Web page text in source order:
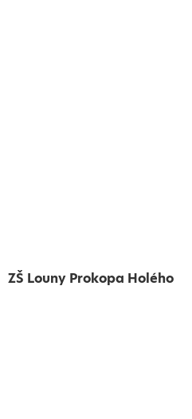
ZŠ Louny Prokopa Holého